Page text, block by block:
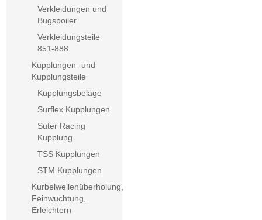
Verkleidungen und
Bugspoiler
Verkleidungsteile
851-888
Kupplungen- und
Kupplungsteile
Kupplungsbeläge
Surflex Kupplungen
Suter Racing
Kupplung
TSS Kupplungen
STM Kupplungen
Kurbelwellenüberholung,
Feinwuchtung,
Erleichtern